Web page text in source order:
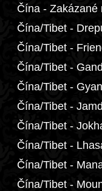
Čína - Zakázané
Čína/Tibet -
Čína/Tibet -
Čína/Tibet -
Čína/Tibet -
Čína/Tibet -
Čína/Tibet -
Čína/Tibet -
Čína/Tibet -
Čína/Tibet -